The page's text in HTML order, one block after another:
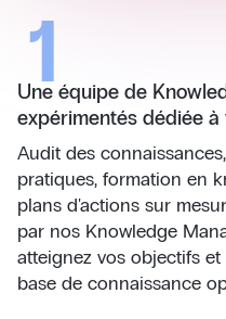
1
Une équipe de
expérimentés dédiée
Audit des
pratiques, formation en
plans d'actions sur
par nos Knowledge
atteignez vos objectifs
base de connaissance